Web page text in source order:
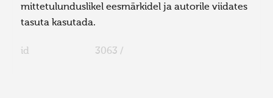
mittetulunduslikel eesmärkidel ja autorile viidates
tasuta kasutada.
id 3063 /